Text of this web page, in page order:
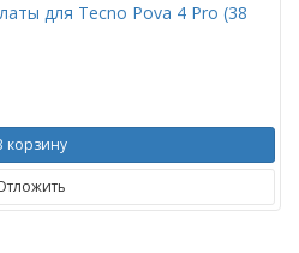
для Tecno Pova 4 Pro (38
корзину